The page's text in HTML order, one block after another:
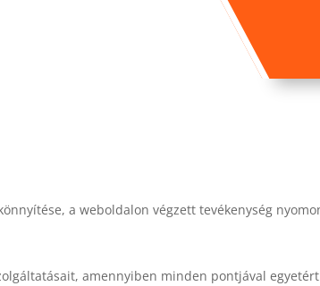
a weboldalon végzett tevékenység
amennyiben minden pontjával